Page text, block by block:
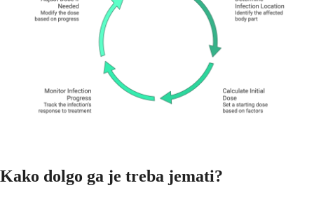
Kako dolgo ga je treba jemati?